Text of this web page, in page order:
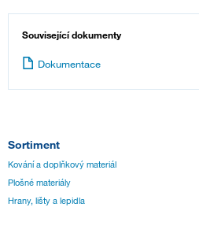
Související dokumenty
Dokumentace
Sortiment
Kování a doplňkový materiál
Plošné materiály
Hrany, lišty a lepidla